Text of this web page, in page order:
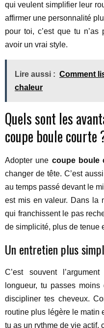
qui veulent simplifier leur
affirmer une personnalité
pour toi, c’est que tu
avoir un vrai style.
Lire aussi : Comment
chaleur
Quels sont les
coupe boule courte
Adopter une coupe boule
changer de tête. C’est
au temps passé devant le
est mis en valeur. Dans la
qui franchissent le pas
de simplicité, plus de tenue
Un entretien plus
C’est souvent
longueur, tu passes
discipliner tes cheveux.
routine plus légère le matin
tu as un rythme de vie actif,